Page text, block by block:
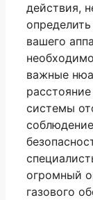
действия,
вашего
важные
системы
огромный
газового